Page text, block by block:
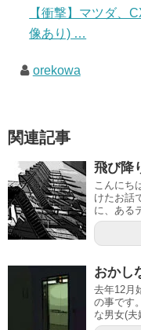
【衝撃】マツダ、
像あり) …
orekowa
関連記事
飛び降
こんにち
けたお話
に、ある
おかし
去年12月
の事です
な男女(夫